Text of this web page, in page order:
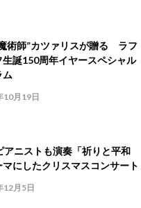
術師”カツァリスが贈る ラフ
生誕150周年イヤースペシャル
ム
10月19日
アニストも演奏「祈りと平和
マにしたクリスマスコンサート
12月5日